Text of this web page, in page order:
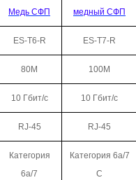
Медь СФП
медный СФП
ES-T6-R ES-T7-R
80М 100М
10 Гбит/с 10 Гбит/с
RJ-45 RJ-45
Категория
6а/7
Категория 6а/7
С